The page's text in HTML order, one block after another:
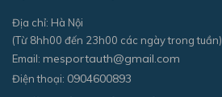
Địa chỉ: Hà Nội
(Từ 8hh00 đến 23h00 các ngày trong tuần)
Email: mesportauth@gmail.com
Điện thoại: 0904600893